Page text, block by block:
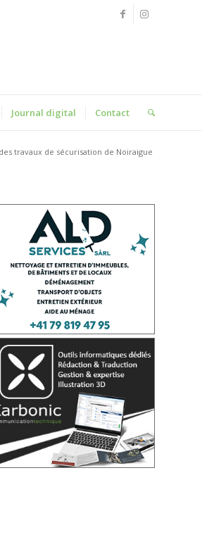
Journal digital Contact
travaux de sécurisation de Noiraigue